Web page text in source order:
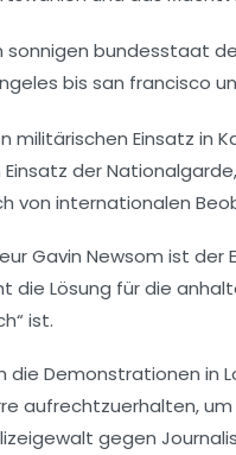
militärischen Einsatz in
Einsatz der Nationalgarde
von internationalen
Gavin Newsom ist der
die Lösung für die
ist.
die Demonstrationen in
aufrechtzuerhalten,
gegen